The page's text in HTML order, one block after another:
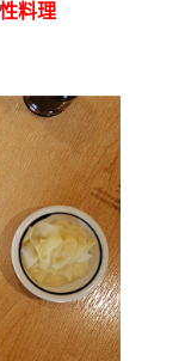
料理